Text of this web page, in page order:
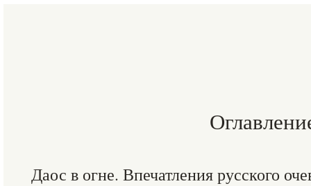
Даос в огне. Впечатления русского